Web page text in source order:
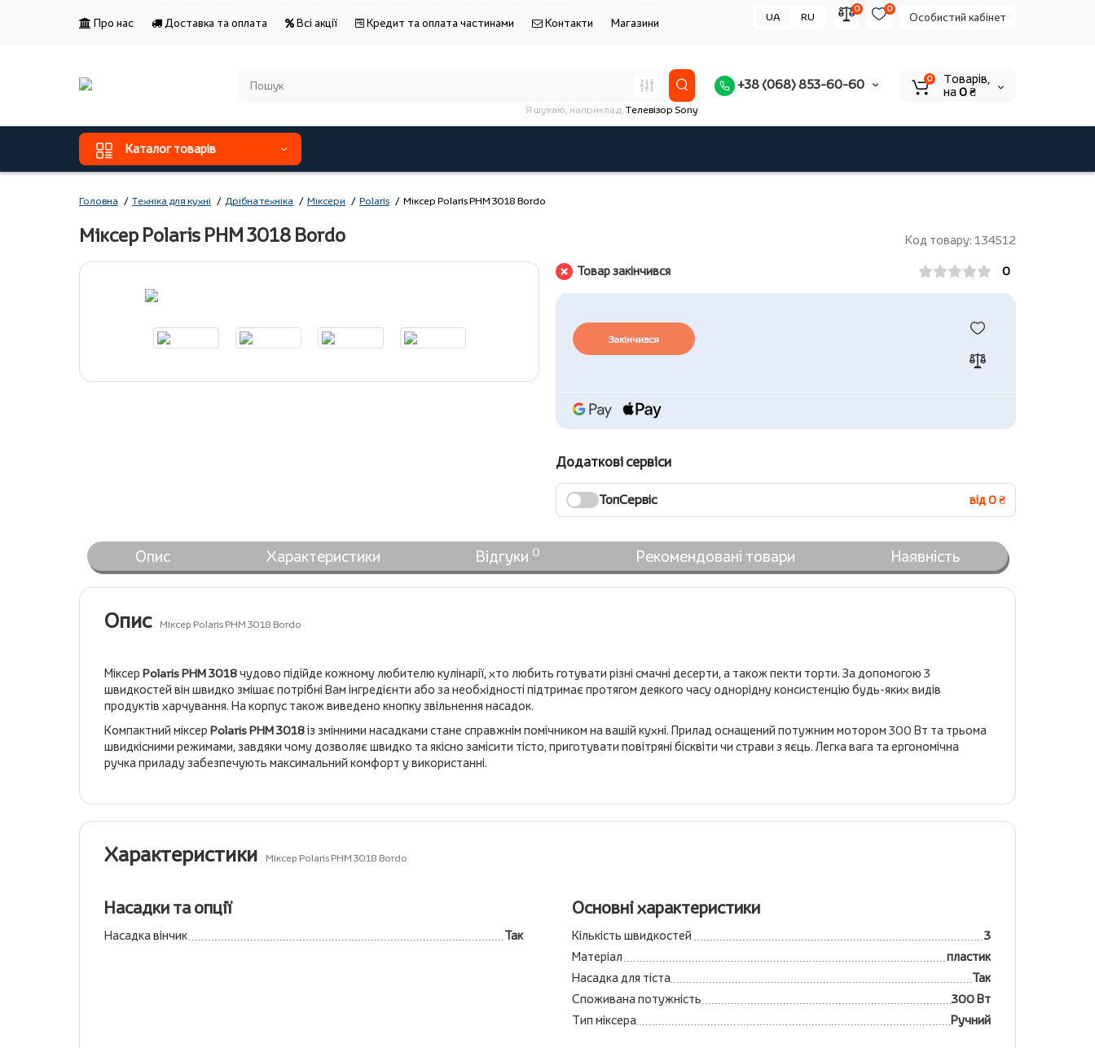
Про нас Доставка та оплата Всі акції Кредит та оплата частинами Контакти Магазини Особистий кабінет
0
0
UA RU
+38 (068) 853-60-60
Я шукаю, наприклад,Телевізор Sony
0
Tоварів,
на0 ₴
Каталог товарів
Головна Техніка для кухні Дрібна техніка Міксери Polaris Міксер Polaris PHM 3018 Bordo
Код товару: 134512
Міксер Polaris PHM 3018 Bordo
Товар закінчився 0
Закінчився
Додаткові сервіси
ТопСервіс від 0 ₴
Опис Характеристики Відгуки 0 Рекомендовані товари Наявність
Опис Міксер Polaris PHM 3018 Bordo
Міксер Polaris PHM 3018чудово підійде кожному любителю кулінарії, хто любить готувати різні смачні десерти, а також пекти торти. За допомогою 3
швидкостей він швидко змішає потрібні Вам інгредієнти або за необхідності підтримає протягом деякого часу однорідну консистенцію будь-яких видів
продуктів харчування. На корпус також виведено кнопку звільнення насадок.
Компактний міксер Polaris PHM 3018із змінними насадками стане справжнім помічником на вашій кухні. Прилад оснащений потужним мотором 300 Вт та трьома
швидкісними режимами, завдяки чому дозволяє швидко та якісно замісити тісто, приготувати повітряні бісквіти чи страви з яєць. Легка вага та ергономічна
ручка приладу забезпечують максимальний комфорт у використанні.
Характеристики Міксер Polaris PHM 3018 Bordo
Насадки та опції
Насадка вінчик Так
Основні характеристики
Кількість швидкостей
3
Матеріал
пластик
Насадка для тіста
Так
Споживана потужність
300 Вт
Тип міксера
Ручний